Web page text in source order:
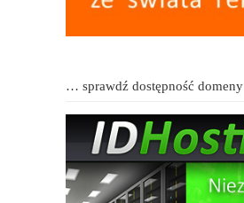
… sprawdź dostępność domeny